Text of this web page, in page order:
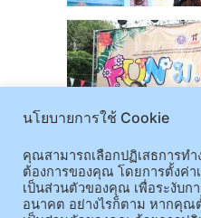
นโยบายการใช้ Cookie
คุณสามารถเลือกปฏิเสธการท
ต้องการของคุณ โดยการตั้งค่า
เป็นส่วนตัวของคุณ เพื่อระงับก
อนาคต อย่างไรก็ตาม หากคุณ